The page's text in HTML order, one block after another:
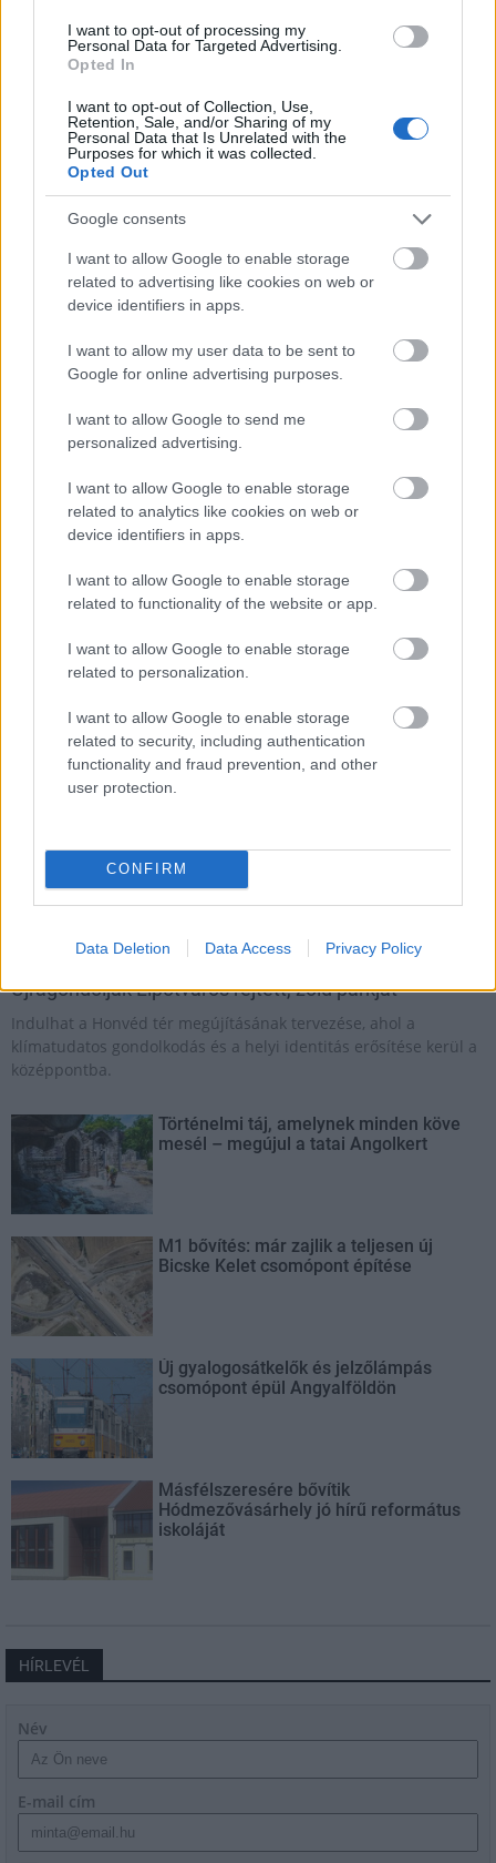
I want to opt-out of processing my
Personal Data for Targeted Advertising.
Opted In
I want to opt-out of Collection, Use,
Retention, Sale, and/or Sharing of my
Personal Data that Is Unrelated with the
Purposes for which it was collected.
Opted Out
Google consents
I want to allow Google to enable storage
related to advertising like cookies on web or
device identifiers in apps.
I want to allow my user data to be sent to
Google for online advertising purposes.
I want to allow Google to send me
personalized advertising.
I want to allow Google to enable storage
related to analytics like cookies on web or
device identifiers in apps.
I want to allow Google to enable storage
related to functionality of the website or app.
I want to allow Google to enable storage
related to personalization.
I want to allow Google to enable storage
related to security, including authentication
functionality and fraud prevention, and other
user protection.
CONFIRM
Data Deletion Data Access Privacy Policy
Paks: hétfőn és talán még kedden üzemben tartható
az utolsó turbina
Aktuális
Az atomerőmű egyetlen hatása a környezetre, hogy a
MAGYAR ÉPÍTŐK
Város-Teampannon Kereskedelmi és Szolgáltató Kft.
parkfelújítás
Újragondolják Lipótváros rejtett, zöld parkját
Indulhat a Honvéd tér megújításának tervezése, ahol a
klímatudatos gondolkodás és a helyi identitás erősítése kerül a
középpontba.
Történelmi táj, amelynek minden köve
mesél – megújul a tatai Angolkert
M1 bővítés: már zajlik a teljesen új
Bicske Kelet csomópont építése
Új gyalogosátkelők és jelzőlámpás
csomópont épül Angyalföldön
Másfélszeresére bővítik
Hódmezővásárhely jó hírű református
iskoláját
HÍRLEVÉL
Név
E-mail cím